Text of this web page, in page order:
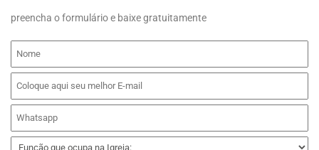
preencha o formulário e baixe gratuitamente